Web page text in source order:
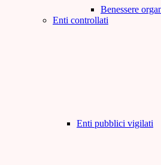
Benessere
Enti controllati
Enti pubblici vigilati